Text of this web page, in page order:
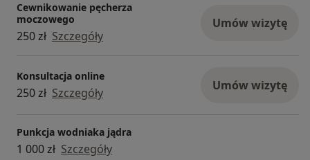
Cewnikowanie pęcherza
moczowego
250 zł Szczegóły
Umów wizytę
Konsultacja online
250 zł Szczegóły Umów wizytę
Punkcja wodniaka jądra
1 000 zł Szczegóły